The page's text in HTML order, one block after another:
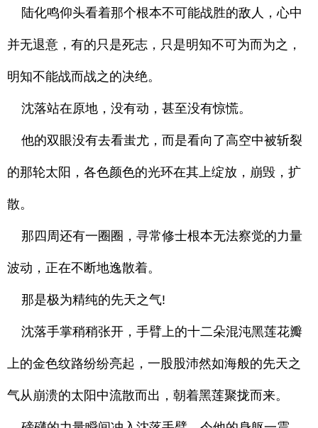
陆化鸣仰头看着那个根本不可能战胜的敌人，心中
并无退意，有的只是死志，只是明知不可为而为之，
明知不能战而战之的决绝。
沈落站在原地，没有动，甚至没有惊慌。
他的双眼没有去看蚩尤，而是看向了高空中被斩裂
的那轮太阳，各色颜色的光环在其上绽放，崩毁，扩
散。
那四周还有一圈圈，寻常修士根本无法察觉的力量
波动，正在不断地逸散着。
那是极为精纯的先天之气!
沈落手掌稍稍张开，手臂上的十二朵混沌黑莲花瓣
上的金色纹路纷纷亮起，一股股沛然如海般的先天之
气从崩溃的太阳中流散而出，朝着黑莲聚拢而来。